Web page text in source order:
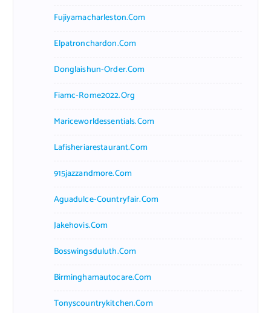
Fujiyamacharleston.com
Elpatronchardon.com
Donglaishun-Order.com
Fiamc-Rome2022.org
Mariceworldessentials.com
Lafisheriarestaurant.com
915jazzandmore.com
Aguadulce-Countryfair.com
Jakehovis.com
Bosswingsduluth.com
Birminghamautocare.com
Tonyscountrykitchen.com